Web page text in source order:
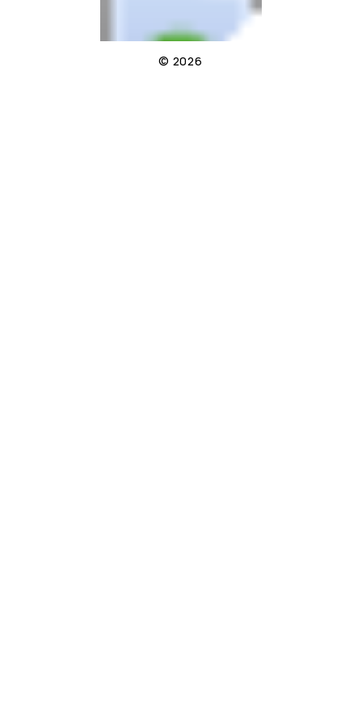
© 2026